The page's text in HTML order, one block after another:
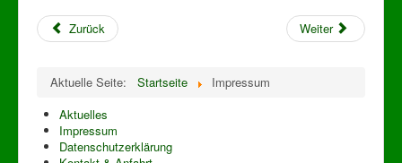
Zurück Weiter
Aktuelle Seite: Startseite
Impressum
Aktuelles
Impressum
Datenschutzerklärung